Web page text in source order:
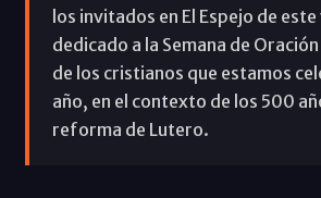
los invitados en El Espejo de
dedicado a la Semana de
de los cristianos que estamos
año, en el contexto de los 500
reforma de Lutero.